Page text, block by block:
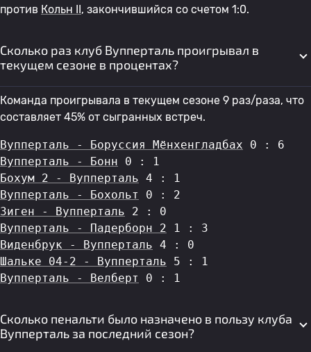
против Кольн II, закончившийся со счетом 1:0.
Сколько раз клуб Вупперталь проигрывал в
текущем сезоне в процентах?
Команда проигрывала в текущем сезоне 9 раз/раза, что
составляет 45% от сыгранных встреч.
Вупперталь - Боруссия Мёнхенгладбах 0 : 6
Вупперталь - Бонн 0 : 1
Бохум 2 - Вупперталь 4 : 1
Вупперталь - Бохольт
0 : 2
Зиген - Вупперталь 2 : 0
Вупперталь - Падерборн 2 1 : 3
Виденбрук - Вупперталь 4 : 0
Шальке 04-2 - Вупперталь 5 : 1
Вупперталь - Велберт
0 : 1
Сколько пенальти было назначено в пользу клуба
Вупперталь за последний сезон?